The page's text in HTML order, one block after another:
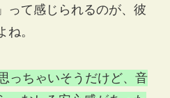
って感じられるのが、彼
。
っちゃいそうだけど、音